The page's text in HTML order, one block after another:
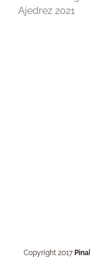
Ajedrez 2021
Copyright 2017